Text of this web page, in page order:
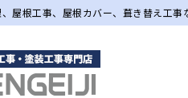
屋根工事、屋根カバー、葺き替え工